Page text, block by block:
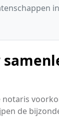
notaris
de